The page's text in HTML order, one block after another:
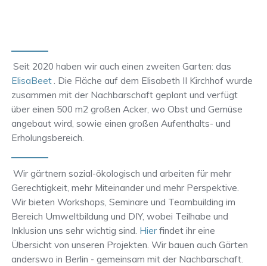
Seit 2020 haben wir auch einen zweiten Garten: das
ElisaBeet. Die Fläche auf dem Elisabeth II Kirchhof wurde
zusammen mit der Nachbarschaft geplant und verfügt
über einen 500 m2 großen Acker, wo Obst und Gemüse
angebaut wird, sowie einen großen Aufenthalts- und
Erholungsbereich.
Wir gärtnern sozial-ökologisch und arbeiten für mehr
Gerechtigkeit, mehr Miteinander und mehr Perspektive.
Wir bieten Workshops, Seminare und Teambuilding im
Bereich Umweltbildung und DIY, wobei Teilhabe und
Inklusion uns sehr wichtig sind. Hierfindet ihr eine
Übersicht von unseren Projekten. Wir bauen auch Gärten
anderswo in Berlin - gemeinsam mit der Nachbarschaft.